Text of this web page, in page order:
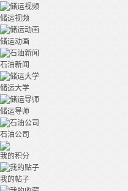
储运视频
储运动画
石油新闻
储运大学
储运导师
石油公司
我的积分
我的帖子